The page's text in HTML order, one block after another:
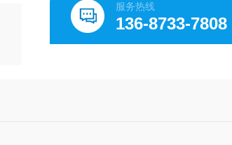
服务热线
136-8733-7808